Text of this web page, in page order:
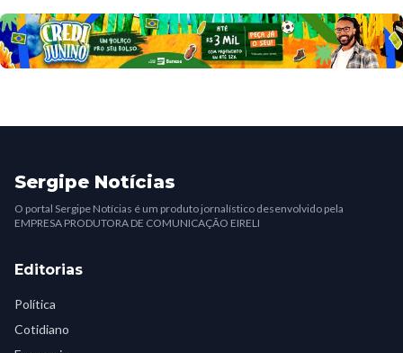
Sergipe Notícias
O portal Sergipe Notícias é um produto jornalístico desenvolvido pela
EMPRESA PRODUTORA DE COMUNICAÇÃO EIRELI
Editorias
Política
Cotidiano